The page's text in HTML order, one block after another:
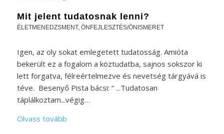
Mit jelent tudatosnak lenni?
ÉLETMENEDZSMENT, ÖNFEJLESZTÉS/ÖNISMERET
Igen, az oly sokat emlegetett tudatosság. Amióta
bekerült ez a fogalom a köztudatba, sajnos sokszor ki
lett forgatva, félreértelmezve és nevetség tárgyává is
téve. Besenyő Pista bácsi: “ ...Tudatosan
táplálkoztam...végig…
Olvass tovább